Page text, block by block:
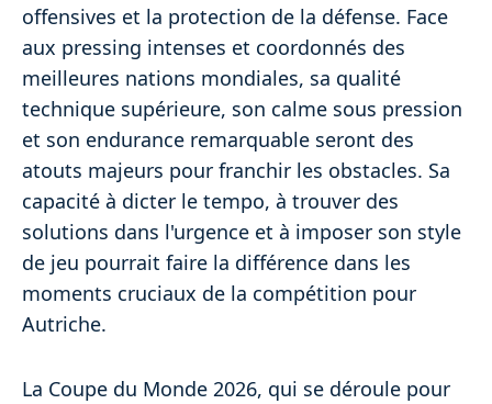
offensives et la protection de la défense. Face
aux pressing intenses et coordonnés des
meilleures nations mondiales, sa qualité
technique supérieure, son calme sous pression
et son endurance remarquable seront des
atouts majeurs pour franchir les obstacles. Sa
capacité à dicter le tempo, à trouver des
solutions dans l'urgence et à imposer son style
de jeu pourrait faire la différence dans les
moments cruciaux de la compétition pour
Autriche.
La Coupe du Monde 2026, qui se déroule pour